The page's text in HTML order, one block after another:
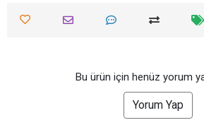
Bu ürün için henüz yorum
Yorum Yap